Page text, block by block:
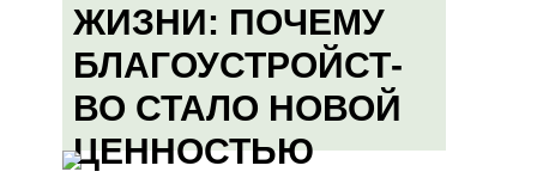
ЖИЗНИ: ПОЧЕМУ
БЛАГОУСТРОЙСТ-
ВО СТАЛО НОВОЙ
ЦЕННОСТЬЮ